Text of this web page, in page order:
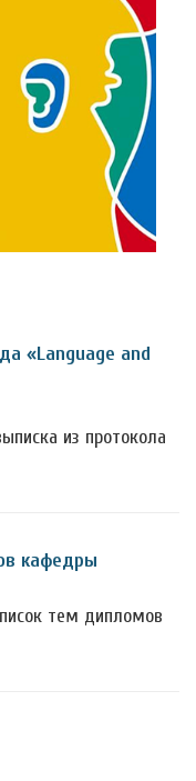
«Language and
из протокола
кафедры
тем дипломов